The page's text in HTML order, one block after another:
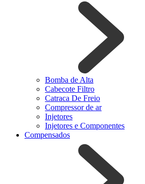
Bomba de Alta
Cabecote Filtro
Catraca De Freio
Compressor de ar
Injetores
Injetores e Componentes
Compensados